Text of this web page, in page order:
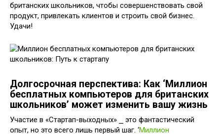
британских школьников, чтобы совершенствовать свой
продукт, привлекать клиентов и строить свой бизнес.
Удачи!
Долгосрочная перспектива: Как ‘Миллион
бесплатных компьютеров для британских
школьников’ может изменить вашу жизнь
Участие в «Стартап-выходных» ⎯ это фантастический
опыт, но это всего лишь первый шаг. ‘Миллион